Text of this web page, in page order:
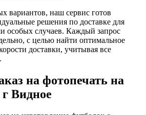
вариантов, наш сервис готов
решения по доставке для
особых случаев. Каждый запрос
с целью найти оптимальное
доставки, учитывая все
на фотопечать на
Видное